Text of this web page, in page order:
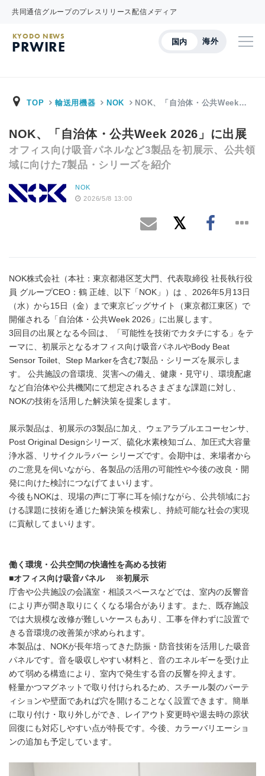
共同通信グループのプレスリリース配信メディア
国内 海外
KYODO NEWS
PRWIRE
TOP 輸送用機器 NOK NOK、「自治体・公共Week…
NOK、「自治体・公共Week 2026」に出展
オフィス向け吸音パネルなど3製品を初展示、公共領
域に向けた7製品・シリーズを紹介
NOK
2026/5/8 13:00
NOK株式会社（本社：東京都港区芝大門、代表取締役 社長執行役
員 グループCEO：鶴 正雄、以下「NOK」）は 、2026年5月13日
（水）から15日（金）まで東京ビッグサイト（東京都江東区）で
開催される「自治体・公共Week 2026」に出展します。
3回目の出展となる今回は、「可能性を技術でカタチにする」をテ
ーマに、初展示となるオフィス向け吸音パネルやBody Beat
Sensor Toilet、Step Markerを含む7製品・シリーズを展示しま
す。 公共施設の音環境、災害への備え、健康・見守り、環境配慮
など自治体や公共機関にて想定されるさまざまな課題に対し、
NOKの技術を活用した解決策を提案します。
展示製品は、初展示の3製品に加え、ウェアラブルエコーセンサ、
Post Original Designシリーズ、硫化水素検知ゴム、加圧式大容量
浄水器、リサイクルラバー シリーズです。会期中は、来場者から
のご意見を伺いながら、各製品の活用の可能性や今後の改良・開
発に向けた検討につなげてまいります。
今後もNOKは、現場の声に丁寧に耳を傾けながら、公共領域にお
ける課題に技術を通じた解決策を模索し、持続可能な社会の実現
に貢献してまいります。
働く環境・公共空間の快適性を高める技術
■オフィス向け吸音パネル ※初展示
庁舎や公共施設の会議室・相談スペースなどでは、室内の反響音
により声が聞き取りにくくなる場合があります。また、既存施設
では大規模な改修が難しいケースもあり、工事を伴わずに設置で
きる音環境の改善策が求められます。
本製品は、NOKが長年培ってきた防振・防音技術を活用した吸音
パネルです。音を吸収しやすい材料と、音のエネルギーを受け止
めて弱める構造により、室内で発生する音の反響を抑えます。
軽量かつマグネットで取り付けられるため、スチール製のパーテ
ィションや壁面であれば穴を開けることなく設置できます。簡単
に取り付け・取り外しができ、レイアウト変更時や退去時の原状
回復にも対応しやすい点が特長です。今後、カラーバリエーショ
ンの追加も予定しています。